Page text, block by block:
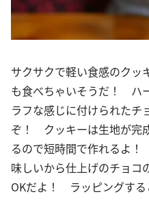
サクサクで軽い食感のク
も食べちゃいそうだ！ ハ
ラフな感じに付けられたチ
ぞ！ クッキーは生地が完
るので短時間で作れるよ
味しいから仕上げのチョコ
OKだよ！ ラッピングする